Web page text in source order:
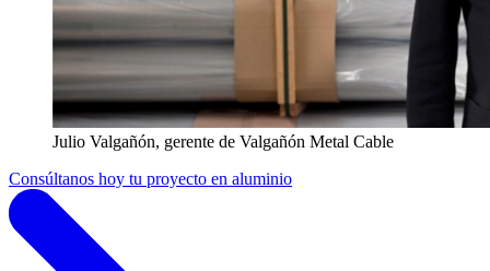
Julio Valgañón, gerente de Valgañón Metal Cable
Consúltanos hoy tu proyecto en aluminio